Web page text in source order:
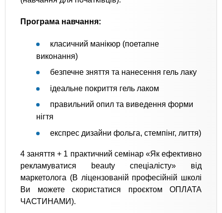
Програма навчання:
класичний манікюр (поетапне
виконання)
безпечне зняття та нанесення гель лаку
ідеальне покриття гель лаком
правильний опил та виведення форми
нігтя
експрес дизайни фольга, стемпінг, лиття)
4 заняття + 1 практичний семінар «Як ефективно
рекламуватися beauty спеціалісту» від
маркетолога (В ліцензованій професійній школі
Ви можете скористатися проєктом ОПЛАТА
ЧАСТИНАМИ).